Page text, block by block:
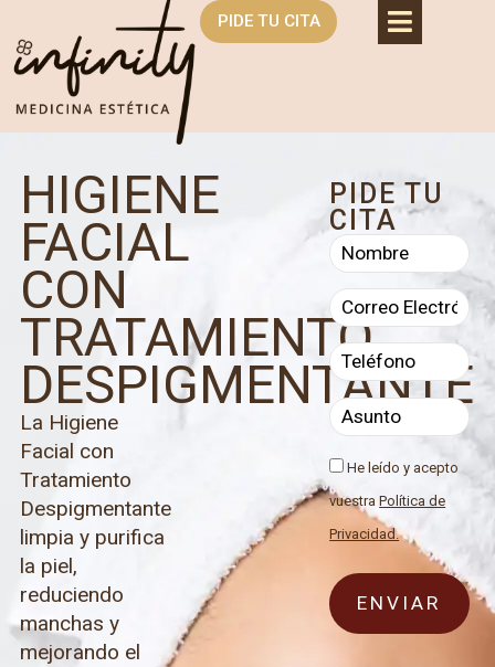
PIDE TU CITA
HIGIENE
FACIAL
CON
TRATAMIENTO
DESPIGMENTANTE
La Higiene
Facial con
Tratamiento
Despigmentante
limpia y purifica
la piel,
reduciendo
manchas y
mejorando el
PIDE TU
CITA
He leído y acepto
vuestraPolítica de
Privacidad.